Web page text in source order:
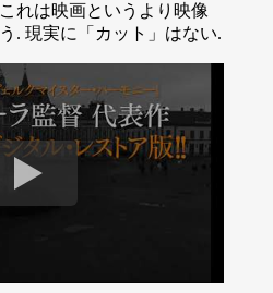
れは映画というより映像
. 現実に「カット」はない.